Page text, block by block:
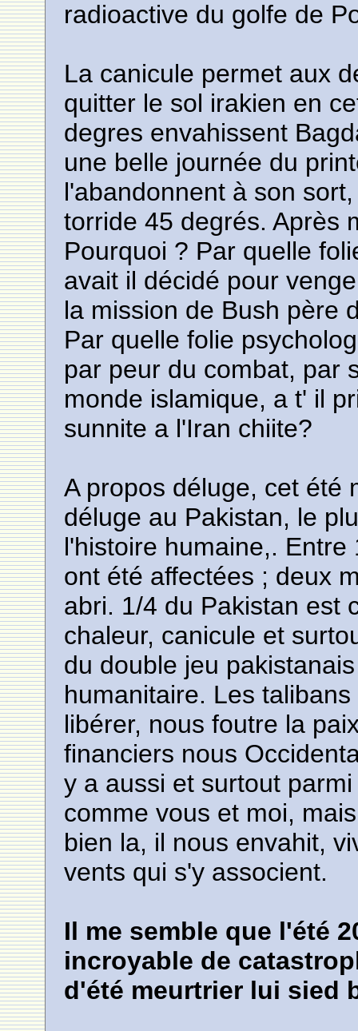
radioactive du golfe de
La canicule permet aux
quitter le sol irakien en
degres envahissent
une belle journée du
l'abandonnent à son
torride 45 degrés. Après
Pourquoi ? Par quelle
avait il décidé pour
la mission de Bush père
Par quelle folie
par peur du combat, par
monde islamique, a t' il
sunnite a l'Iran chiite?
A propos déluge, cet été
déluge au Pakistan, le
l'histoire humaine,.
ont été affectées ; deux
abri. 1/4 du Pakistan est
chaleur, canicule et
du double jeu
humanitaire. Les
libérer, nous foutre la
financiers nous
y a aussi et surtout
comme vous et moi,
bien la, il nous envahit,
vents qui s'y associent.
Il me semble que l'été
incroyable de
d'été meurtrier lui sied